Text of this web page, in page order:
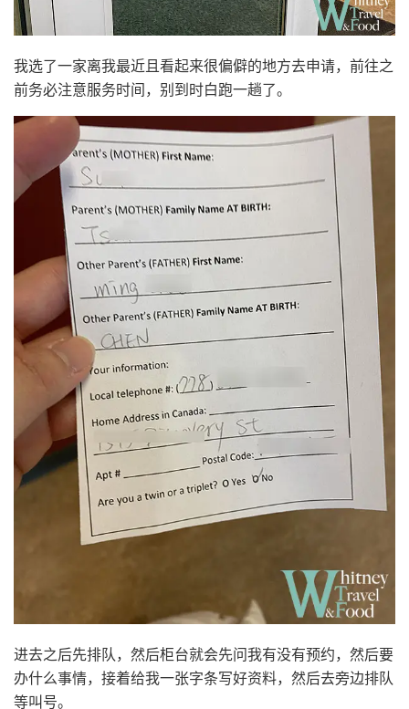
我选了一家离我最近且看起来很偏僻的地方去申请，前往之
前务必注意服务时间，别到时白跑一趟了。
进去之后先排队，然后柜台就会先问我有没有预约，然后要
办什么事情，接着给我一张字条写好资料，然后去旁边排队
等叫号。